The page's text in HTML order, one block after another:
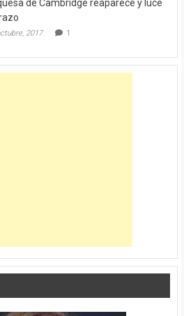
de Cambridge reaparece y luce
2017 1